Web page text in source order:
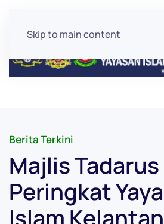
Skip to main content
Berita Terkini
Majlis
Peringkat
Islam